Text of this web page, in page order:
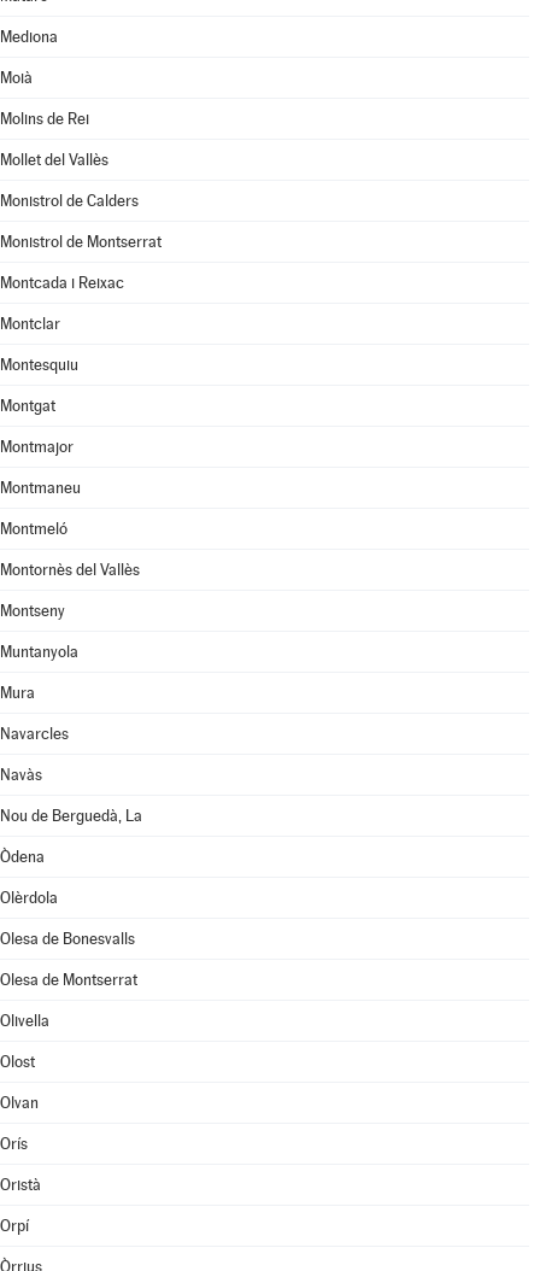
Mediona
Moià
Molins de Rei
Mollet del Vallès
Monistrol de Calders
Monistrol de Montserrat
Montcada i Reixac
Montclar
Montesquiu
Montgat
Montmajor
Montmaneu
Montmeló
Montornès del Vallès
Montseny
Muntanyola
Mura
Navarcles
Navàs
Nou de Berguedà, La
Òdena
Olèrdola
Olesa de Bonesvalls
Olesa de Montserrat
Olivella
Olost
Olvan
Orís
Oristà
Orpí
Òrrius